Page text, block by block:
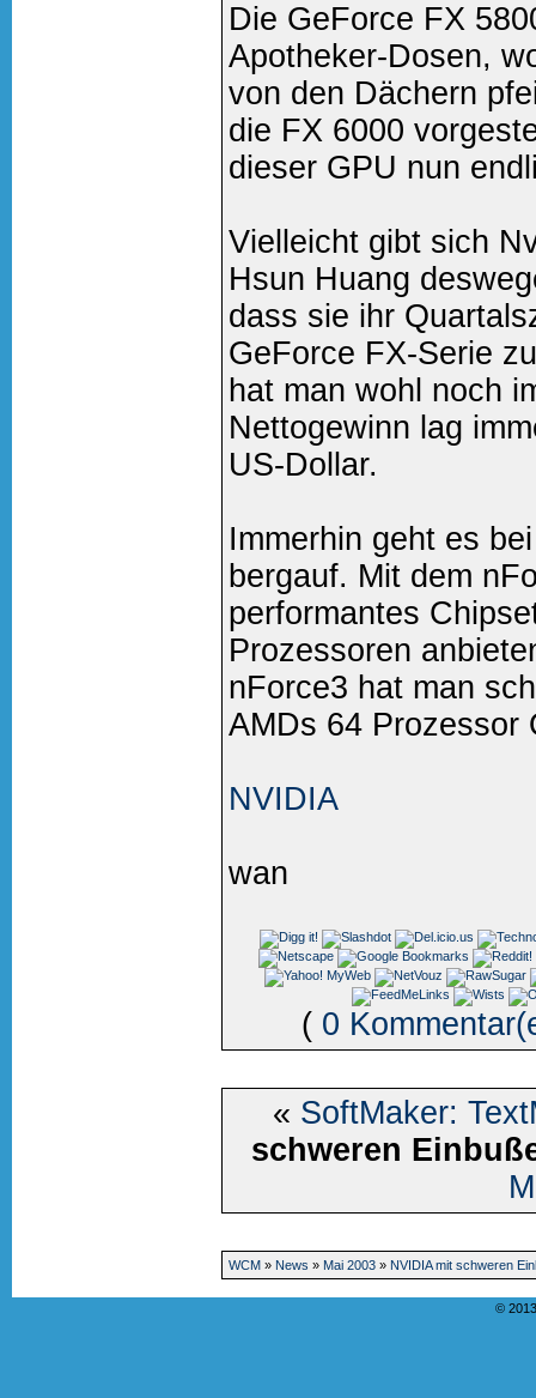
Die GeForce FX
Apotheker-Dosen,
von den Dächern
die FX 6000
dieser GPU nun
Vielleicht gibt sich
Hsun Huang
dass sie ihr
GeForce FX-Serie
hat man wohl noch
Nettogewinn lag
US-Dollar.
Immerhin geht es
bergauf. Mit dem
performantes
Prozessoren
nForce3 hat man
AMDs 64 Prozessor
NVIDIA
wan
( 0
« SoftMaker:
schweren
WCM » News » Mai 2003» NVIDIA mit schweren
©